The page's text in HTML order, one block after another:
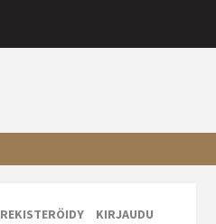
REKISTERÖIDY
KIRJAUDU